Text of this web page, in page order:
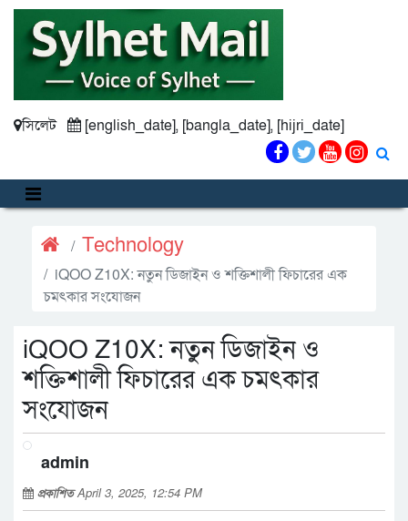
সিলেট [english_date], [bangla_date], [hijri_date]
Technology
iQOO Z10X: নতুন ডিজাইন ও শক্তিশালী ফিচারের এক
চমৎকার সংযোজন
iQOO Z10X: নতুন ডিজাইন ও
শক্তিশালী ফিচারের এক চমৎকার
সংযোজন
admin
প্রকাশিতApril 3, 2025, 12:54 PM